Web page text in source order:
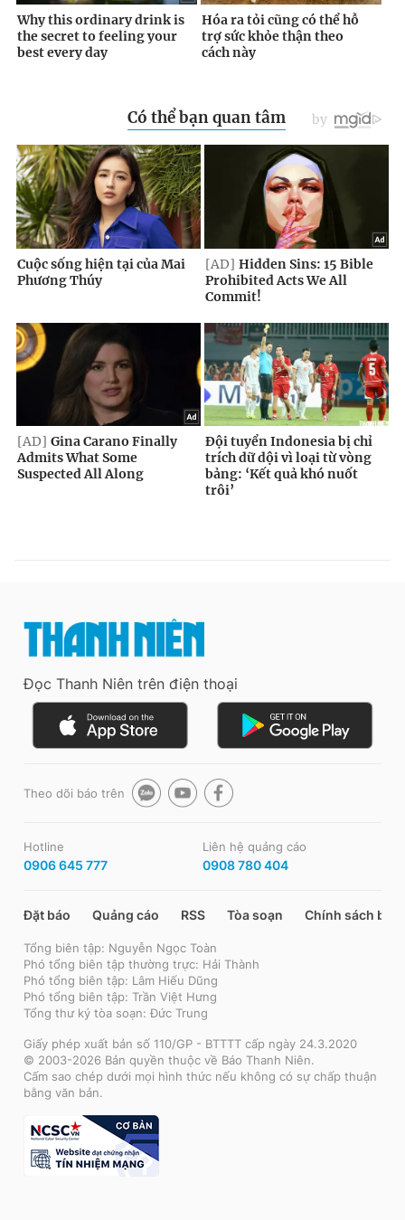
Đọc Thanh Niên trên điện thoại
Theo dõi báo trên
Hotline
0906 645 777
Liên hệ quảng cáo
0908 780 404
Đặt báo Quảng cáo RSS Tòa soạn Chính sách bảo
Tổng biên tập: Nguyễn Ngọc Toàn
Phó tổng biên tập thường trực: Hải Thành
Phó tổng biên tập: Lâm Hiếu Dũng
Phó tổng biên tập: Trần Việt Hưng
Tổng thư ký tòa soạn: Đức Trung
Giấy phép xuất bản số 110/GP - BTTTT cấp ngày 24.3.2020
© 2003-2026 Bản quyền thuộc về Báo Thanh Niên.
Cấm sao chép dưới mọi hình thức nếu không có sự chấp thuận
bằng văn bản.